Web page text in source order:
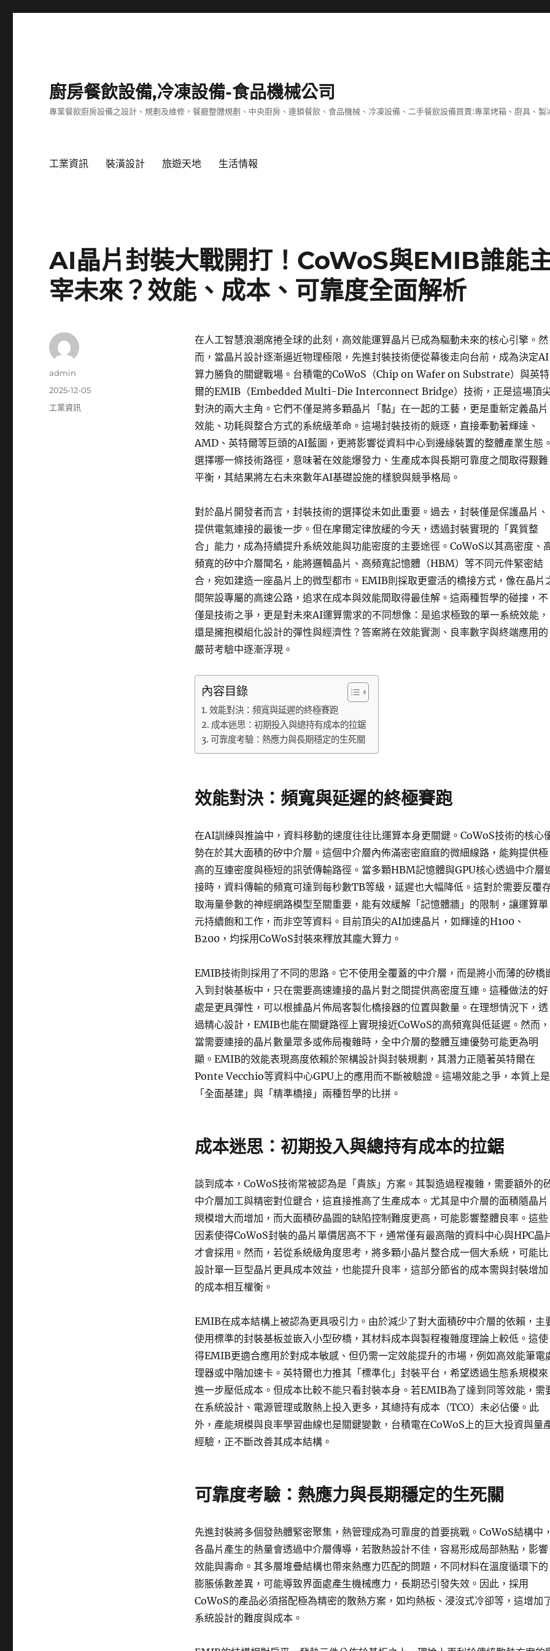
廚房餐飲設備,冷凍設備-食品機械公司
專業餐飲廚房設備之設計、規劃及維修，餐廳整體規劃、中央廚房、連鎖餐飲、食品機械、冷凍設備、二手餐飲設備買賣:專業烤箱、廚具、
工業資訊 裝潢設計 旅遊天地 生活情報
AI晶片封裝大戰開打！CoWoS與EMIB誰能
宰未來？效能、成本、可靠度全面解析
在人工智慧浪潮席捲全球的此刻，高效能運算晶片已成為驅動未來的核心引擎。然
而，當晶片設計逐漸逼近物理極限，先進封裝技術便從幕後走向台前，成為決定AI
算力勝負的關鍵戰場。台積電的CoWoS（Chip on Wafer on Substrate）與英特
爾的EMIB（Embedded Multi-Die Interconnect Bridge）技術，正是這場頂
對決的兩大主角。它們不僅是將多顆晶片「黏」在一起的工藝，更是重新定義晶片
效能、功耗與整合方式的系統級革命。這場封裝技術的競逐，直接牽動著輝達、
AMD、英特爾等巨頭的AI藍圖，更將影響從資料中心到邊緣裝置的整體產業生態。
選擇哪一條技術路徑，意味著在效能爆發力、生產成本與長期可靠度之間取得艱難
平衡，其結果將左右未來數年AI基礎設施的樣貌與競爭格局。
對於晶片開發者而言，封裝技術的選擇從未如此重要。過去，封裝僅是保護晶片、
提供電氣連接的最後一步。但在摩爾定律放緩的今天，透過封裝實現的「異質整
合」能力，成為持續提升系統效能與功能密度的主要途徑。CoWoS以其高密度、
頻寬的矽中介層聞名，能將邏輯晶片、高頻寬記憶體（HBM）等不同元件緊密結
合，宛如建造一座晶片上的微型都市。EMIB則採取更靈活的橋接方式，像在晶片
間架設專屬的高速公路，追求在成本與效能間取得最佳解。這兩種哲學的碰撞，不
僅是技術之爭，更是對未來AI運算需求的不同想像：是追求極致的單一系統效能，
還是擁抱模組化設計的彈性與經濟性？答案將在效能實測、良率數字與終端應用的
嚴苛考驗中逐漸浮現。
內容目錄
效能對決：頻寬與延遲的終極賽跑
成本迷思：初期投入與總持有成本的拉鋸
可靠度考驗：熱應力與長期穩定的生死關
效能對決：頻寬與延遲的終極賽跑
在AI訓練與推論中，資料移動的速度往往比運算本身更關鍵。CoWoS技術的核心
勢在於其大面積的矽中介層。這個中介層內佈滿密密麻麻的微細線路，能夠提供極
高的互連密度與極短的訊號傳輸路徑。當多顆HBM記憶體與GPU核心透過中介層
接時，資料傳輸的頻寬可達到每秒數TB等級，延遲也大幅降低。這對於需要反覆
取海量參數的神經網路模型至關重要，能有效緩解「記憶體牆」的限制，讓運算單
元持續飽和工作，而非空等資料。目前頂尖的AI加速晶片，如輝達的H100、
B200，均採用CoWoS封裝來釋放其龐大算力。
EMIB技術則採用了不同的思路。它不使用全覆蓋的中介層，而是將小而薄的矽橋
入到封裝基板中，只在需要高速連接的晶片對之間提供高密度互連。這種做法的好
處是更具彈性，可以根據晶片佈局客製化橋接器的位置與數量。在理想情況下，透
過精心設計，EMIB也能在關鍵路徑上實現接近CoWoS的高頻寬與低延遲。然而，
當需要連接的晶片數量眾多或佈局複雜時，全中介層的整體互連優勢可能更為明
顯。EMIB的效能表現高度依賴於架構設計與封裝規劃，其潛力正隨著英特爾在
Ponte Vecchio等資料中心GPU上的應用而不斷被驗證。這場效能之爭，本質上是
「全面基建」與「精準橋接」兩種哲學的比拼。
成本迷思：初期投入與總持有成本的拉鋸
談到成本，CoWoS技術常被認為是「貴族」方案。其製造過程複雜，需要額外的
中介層加工與精密對位鍵合，這直接推高了生產成本。尤其是中介層的面積隨晶片
規模增大而增加，而大面積矽晶圓的缺陷控制難度更高，可能影響整體良率。這些
因素使得CoWoS封裝的晶片單價居高不下，通常僅有最高階的資料中心與HPC晶
才會採用。然而，若從系統級角度思考，將多顆小晶片整合成一個大系統，可能比
設計單一巨型晶片更具成本效益，也能提升良率，這部分節省的成本需與封裝增加
的成本相互權衡。
EMIB在成本結構上被認為更具吸引力。由於減少了對大面積矽中介層的依賴，主
使用標準的封裝基板並嵌入小型矽橋，其材料成本與製程複雜度理論上較低。這使
得EMIB更適合應用於對成本敏感、但仍需一定效能提升的市場，例如高效能筆電
理器或中階加速卡。英特爾也力推其「標準化」封裝平台，希望透過生態系規模來
進一步壓低成本。但成本比較不能只看封裝本身。若EMIB為了達到同等效能，需
在系統設計、電源管理或散熱上投入更多，其總持有成本（TCO）未必佔優。此
外，產能規模與良率學習曲線也是關鍵變數，台積電在CoWoS上的巨大投資與量
經驗，正不斷改善其成本結構。
可靠度考驗：熱應力與長期穩定的生死關
先進封裝將多個發熱體緊密聚集，熱管理成為可靠度的首要挑戰。CoWoS結構中，
各晶片產生的熱量會透過中介層傳導，若散熱設計不佳，容易形成局部熱點，影響
效能與壽命。其多層堆疊結構也帶來熱應力匹配的問題，不同材料在溫度循環下的
膨脹係數差異，可能導致界面處產生機械應力，長期恐引發失效。因此，採用
CoWoS的產品必須搭配極為精密的散熱方案，如均熱板、浸沒式冷卻等，這增加
系統設計的難度與成本。
作
admin
發
2025-12-05
分
工業資訊